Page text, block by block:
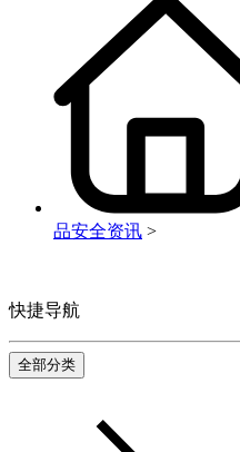
品安全资讯 >
快捷导航
全部分类